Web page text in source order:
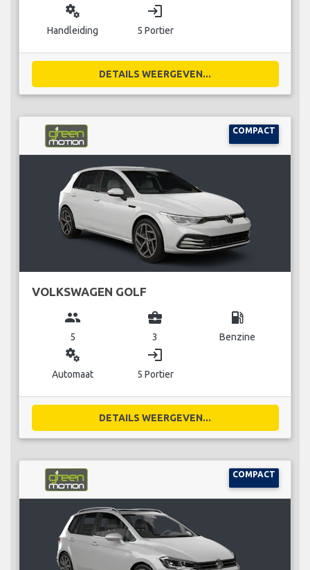
miscellaneous_services
Handleiding
login
5 Portier
DETAILS WEERGEVEN...
COMPACT
VOLKSWAGEN GOLF
group
5
business_center
3
local_gas_station
Benzine
miscellaneous_services
Automaat
login
5 Portier
DETAILS WEERGEVEN...
COMPACT